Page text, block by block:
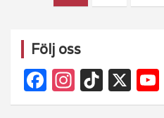
Följ oss
F
a
In
st
Ti
k
X